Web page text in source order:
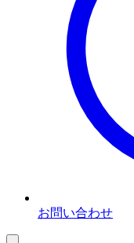
お問い合わせ